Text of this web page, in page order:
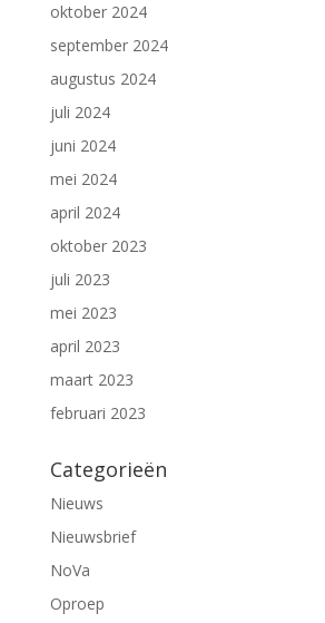
oktober 2024
september 2024
augustus 2024
juli 2024
juni 2024
mei 2024
april 2024
oktober 2023
juli 2023
mei 2023
april 2023
maart 2023
februari 2023
Categorieën
Nieuws
Nieuwsbrief
NoVa
Oproep